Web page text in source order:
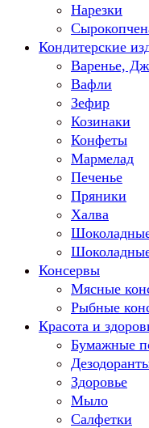
Нарезки
Кондитерские
Варенье,
Вафли
Зефир
Козинаки
Конфеты
Мармелад
Печенье
Пряники
Халва
Консервы
Мясные
Рыбные
Красота и
Бумажные
Здоровье
Мыло
Салфетки